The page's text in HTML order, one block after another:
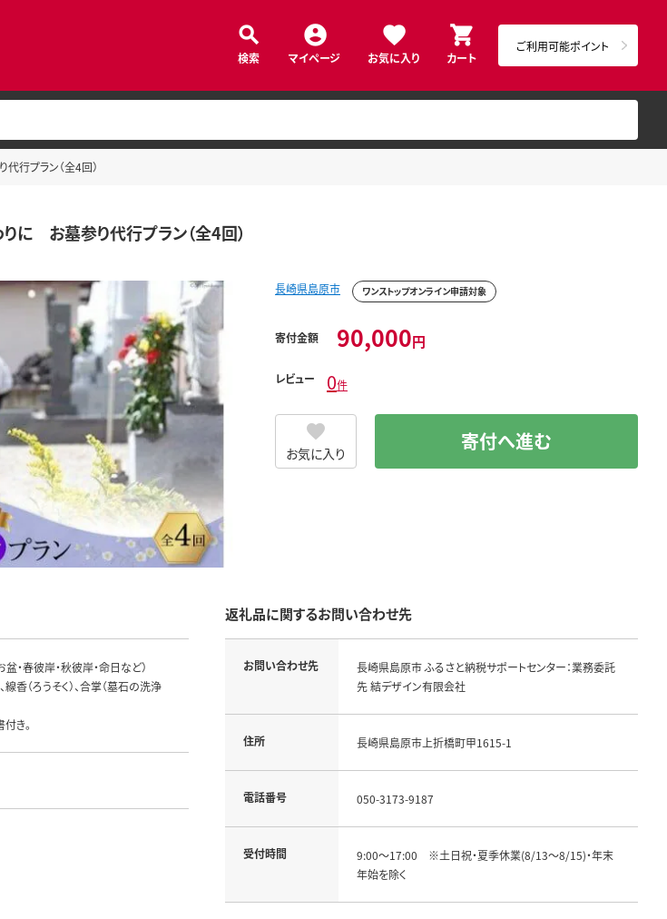
検索 マイページ お気に入り カート
ご利用可能ポイント
行プラン（全4回）
に お墓参り代行プラン（全4回）
長崎県島原市 ワンストップオンライン申請対象
寄付金額 90,000円
レビュー 0件
お気に入り 寄付へ進む
盆・春彼岸・秋彼岸・命日など）
香（ろうそく）、合掌（墓石の洗浄
き。
返礼品に関するお問い合わせ先
お問い合わせ先
長崎県島原市 ふるさと納税サポートセンター：業務委託
先 結デザイン有限会社
住所 長崎県島原市上折橋町甲1615-1
電話番号 050-3173-9187
受付時間
9:00～17:00　※土日祝・夏季休業(8/13～8/15)・年末
年始を除く